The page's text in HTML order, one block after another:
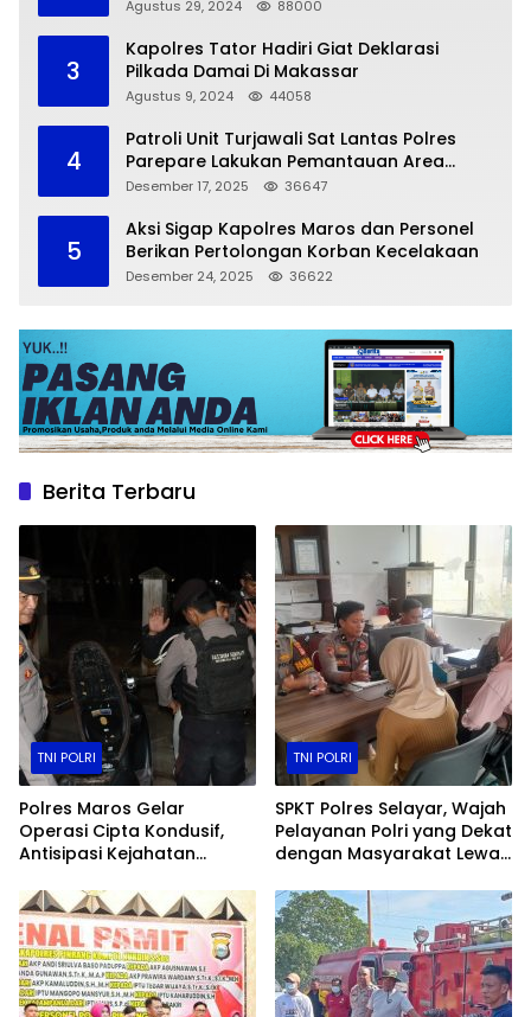
Agustus 29, 2024 88000
3
Kapolres Tator Hadiri Giat Deklarasi
Pilkada Damai Di Makassar
Agustus 9, 2024 44058
4
Patroli Unit Turjawali Sat Lantas Polres
Parepare Lakukan Pemantauan Area
Larangan Parkir
Desember 17, 2025 36647
5
Aksi Sigap Kapolres Maros dan Personel
Berikan Pertolongan Korban Kecelakaan
Desember 24, 2025 36622
Berita Terbaru
TNI POLRI
Polres Maros Gelar
Operasi Cipta Kondusif,
Antisipasi Kejahatan
Masyarakat
TNI POLRI
SPKT Polres Selayar, Wajah
Pelayanan Polri yang Dekat
dengan Masyarakat Lewat